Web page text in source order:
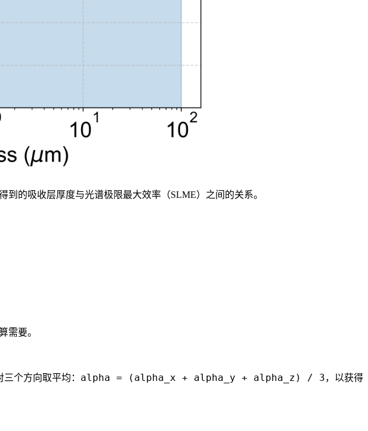
到的吸收层厚度与光谱极限最大效率（SLME）之间的关系。
需要。
个方向取平均： alpha = (alpha_x + alpha_y + alpha_z) / 3，以获得